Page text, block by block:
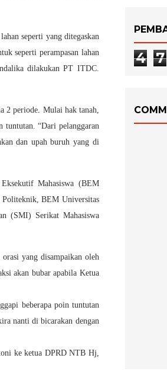
seperti yang ditegaskan
seperti perampasan lahan
dilakukan PT ITDC.
2 periode. Mulai hak tanah,
tuntutan. “Dari pelanggaran
dan upah buruh yang di
Mahasiswa (BEM
BEM Universitas
(SMI) Serikat Mahasiswa
yang disampaikan oleh
akan bubar apabila Ketua
beberapa poin tuntutan
nanti di bicarakan dengan
ke ketua DPRD NTB Hj,
4 7